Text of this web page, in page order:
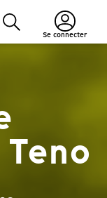
Se connecter